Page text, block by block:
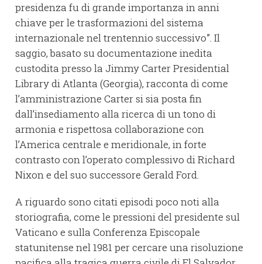
presidenza fu di grande importanza in anni
chiave per le trasformazioni del sistema
internazionale nel trentennio successivo”. Il
saggio, basato su documentazione inedita
custodita presso la Jimmy Carter Presidential
Library di Atlanta (Georgia), racconta di come
l’amministrazione Carter si sia posta fin
dall’insediamento alla ricerca di un tono di
armonia e rispettosa collaborazione con
l’America centrale e meridionale, in forte
contrasto con l’operato complessivo di Richard
Nixon e del suo successore Gerald Ford.
A riguardo sono citati episodi poco noti alla
storiografia, come le pressioni del presidente sul
Vaticano e sulla Conferenza Episcopale
statunitense nel 1981 per cercare una risoluzione